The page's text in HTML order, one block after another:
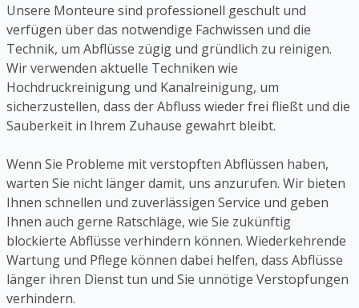
Unsere Monteure sind professionell geschult und
verfügen über das notwendige Fachwissen und die
Technik, um Abflüsse zügig und gründlich zu reinigen.
Wir verwenden aktuelle Techniken wie
Hochdruckreinigung und Kanalreinigung, um
sicherzustellen, dass der Abfluss wieder frei fließt und die
Sauberkeit in Ihrem Zuhause gewahrt bleibt.
Wenn Sie Probleme mit verstopften Abflüssen haben,
warten Sie nicht länger damit, uns anzurufen. Wir bieten
Ihnen schnellen und zuverlässigen Service und geben
Ihnen auch gerne Ratschläge, wie Sie zukünftig
blockierte Abflüsse verhindern können. Wiederkehrende
Wartung und Pflege können dabei helfen, dass Abflüsse
länger ihren Dienst tun und Sie unnötige Verstopfungen
verhindern.